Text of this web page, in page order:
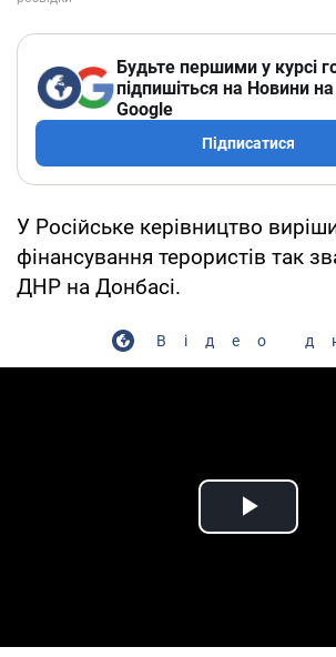
Будьте першими у курсі
підпишіться на Новини
Google
Підписатися
У Російське керівництво
фінансування терористів так
ДНР на Донбасі.
Відео
Play